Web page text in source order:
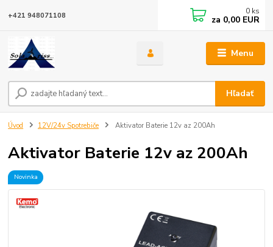
Menu
Hľadať
+421 948071108 0 ks
za 0,00 EUR
Úvod 12V/24v Spotrebiče Aktivator Baterie 12v az 200Ah
Aktivator Baterie 12v az 200Ah
Novinka